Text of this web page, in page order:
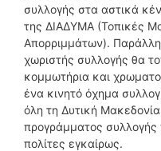
συλλογής στα αστικά
της ΔΙΑΔΥΜΑ (Τοπικές
Απορριμμάτων).
χωριστής συλλογής θα
κομμωτήρια και
ένα κινητό όχημα
όλη τη Δυτική
προγράμματος συλλογής
πολίτες εγκαίρως.